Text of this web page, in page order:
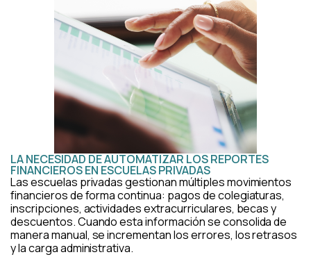
LA NECESIDAD DE AUTOMATIZAR LOS REPORTES
FINANCIEROS EN ESCUELAS PRIVADAS
Las escuelas privadas gestionan múltiples movimientos
financieros de forma continua: pagos de colegiaturas,
inscripciones, actividades extracurriculares, becas y
descuentos. Cuando esta información se consolida de
manera manual, se incrementan los errores, los retrasos
y la carga administrativa.